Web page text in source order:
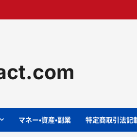
マネー・資産・副業 特定商取引法記